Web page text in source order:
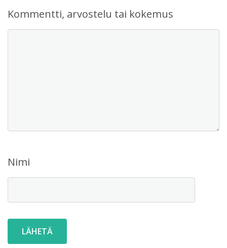
Kommentti, arvostelu tai kokemus
Nimi